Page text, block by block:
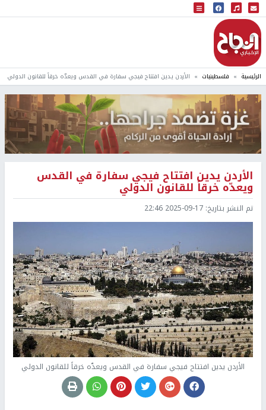
البث المباشر
إذاعة النجاح
الرئيسية فلسطينيات الأردن يدين افتتاح فيجي سفارة في القدس ويعدّه خرقاً للقانون الدولي
الأردن يدين افتتاح فيجي سفارة في القدس
ويعدّه خرقاً للقانون الدولي
تم النشر بتاريخ: 2025-09-17 22:46
الأردن يدين افتتاح فيجي سفارة في القدس ويعدّه خرقاً للقانون الدولي